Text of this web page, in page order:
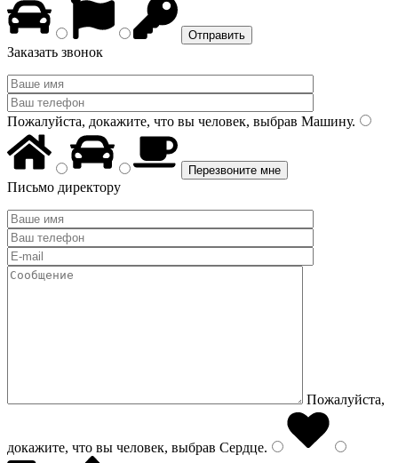
Заказать звонок
Пожалуйста, докажите, что вы человек, выбрав Машину.
Письмо директору
Пожалуйста,
докажите, что вы человек, выбрав Сердце.